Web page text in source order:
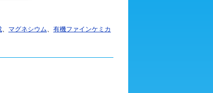
、 マグネシウム、 有機ファインケミカ